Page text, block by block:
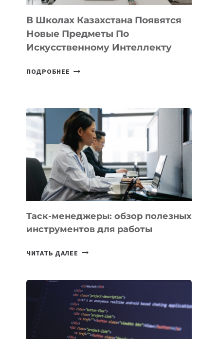
ДЛЯ
ТЕХНОЛОГИЧЕСКИХ
В Школах Казахстана Появятся
Новые Предметы По
Искусственному Интеллекту
ПОДРОБНЕЕ
НОВЫЕ
ПРЕДМЕТЫ
ПО
ИСКУССТВЕННОМУ
ИНТЕЛЛЕКТУ
Таск-менеджеры: обзор полезных
инструментов для работы
ЧИТАТЬ ДАЛЕЕ ТАСК-
ПОЛЕЗНЫХ
ИНСТРУМЕНТОВ
ДЛЯ
РАБОТЫ